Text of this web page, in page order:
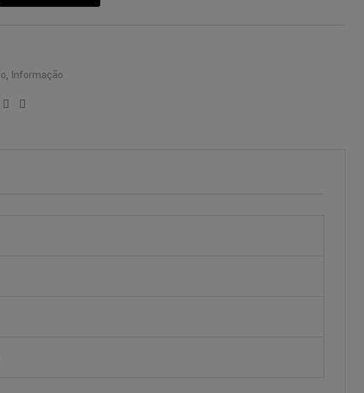
, Informação
Google+Pinterest